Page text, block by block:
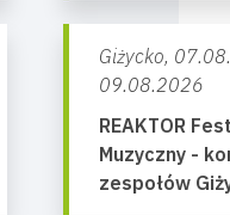
Giżycko,
09.08.2026
REAKTOR
Muzyczny -
zespołów